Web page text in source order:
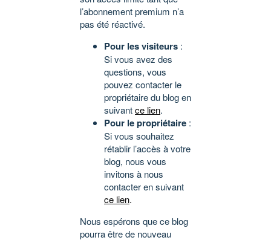
l’abonnement premium n’a
pas été réactivé.
Pour les visiteurs :
Si vous avez des
questions, vous
pouvez contacter le
propriétaire du blog en
suivantce lien.
Pour le propriétaire :
Si vous souhaitez
rétablir l’accès à votre
blog, nous vous
invitons à nous
contacter en suivant
ce lien.
Nous espérons que ce blog
pourra être de nouveau